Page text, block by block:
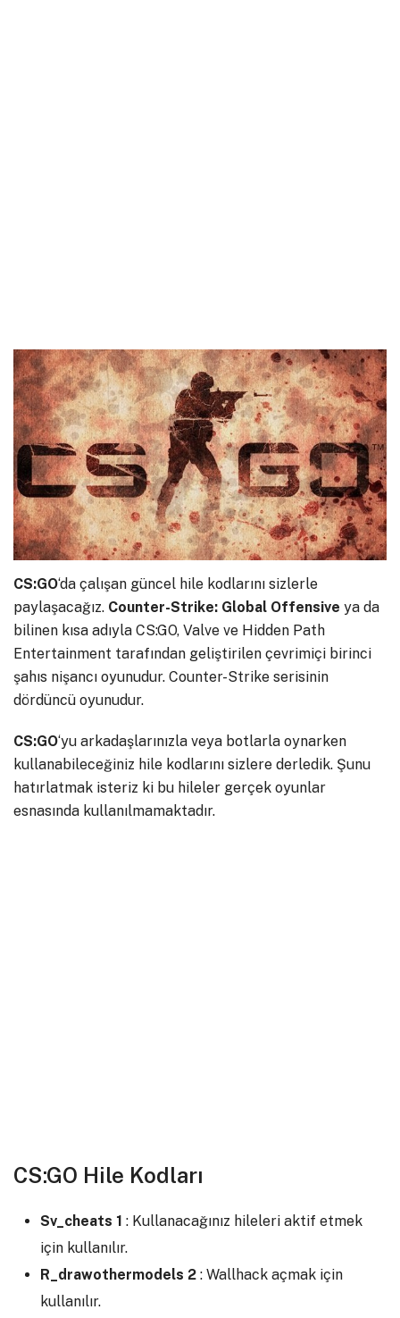
CS:GO‘da çalışan güncel hile kodlarını sizlerle
paylaşacağız. Counter-Strike: Global Offensive ya da
bilinen kısa adıyla CS:GO, Valve ve Hidden Path
Entertainment tarafından geliştirilen çevrimiçi birinci
şahıs nişancı oyunudur. Counter-Strike serisinin
dördüncü oyunudur.
CS:GO‘yu arkadaşlarınızla veya botlarla oynarken
kullanabileceğiniz hile kodlarını sizlere derledik. Şunu
hatırlatmak isteriz ki bu hileler gerçek oyunlar
esnasında kullanılmamaktadır.
CS:GO Hile Kodları
Sv_cheats 1 : Kullanacağınız hileleri aktif etmek
için kullanılır.
R_drawothermodels 2 : Wallhack açmak için
kullanılır.